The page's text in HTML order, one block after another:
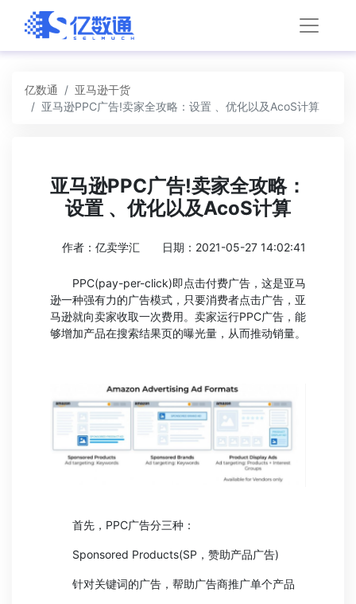
亿数通
亚马逊干货
亚马逊PPC广告!卖家全攻略：设置 、优化以及AcoS计算
亚马逊PPC广告!卖家全攻略：
设置 、优化以及AcoS计算
作者：亿卖学汇 日期：2021-05-27 14:02:41
PPC(pay-per-click)即点击付费广告，这是亚马
逊一种强有力的广告模式，只要消费者点击广告，亚
马逊就向卖家收取一次费用。卖家运行PPC广告，能
够增加产品在搜索结果页的曝光量，从而推动销量。
首先，PPC广告分三种：
Sponsored Products(SP，赞助产品广告)
针对关键词的广告，帮助广告商推广单个产品